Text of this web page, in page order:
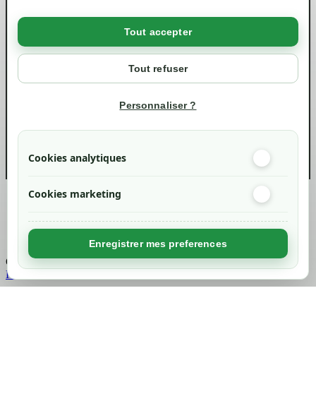
Tout accepter
Tout refuser
Personnaliser ?
Cookies analytiques
Cookies marketing
Enregistrer mes preferences
Politique de confidentialité RGPD
Votre compte
info@green-tech-shop.com
Created byNageoconcept
Chargement...
Retour en haut